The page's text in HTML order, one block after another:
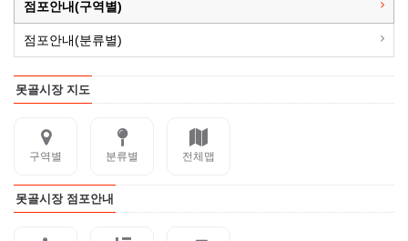
점포안내(구역별)
점포안내(분류별)
못골시장 지도
구역별 분류별 전체맵
못골시장 점포안내